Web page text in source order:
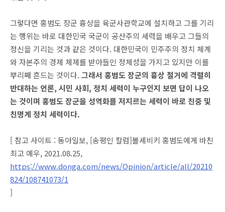
그렇다면 홍범도 장군 흉상을 육군사관학교에 설치하고 그를 기리
는 행위는 바로 대한민국 국군이 공산주의 세력을 배우고 그들의
정신을 기리는 것과 같은 것이다. 대한민국이 민주주의 정치 체계
와 자본주의 경제 체제를 받아들인 정체성을 가지고 있지만 이를
뿌리째 흔드는 것이다. 그래서 홍범도 장군의 흉상 철거에 격렬히
반대하는 언론, 시민 사회, 정치 세력이 누구인지 보면 답이 나오
는 것이며 홍범도 장군을 성역화를 저지르는 세력이 바로 친중 및
친명계 정치 세력이다.
[ 참고 사이트 : 동아일보, [송평인 칼럼]볼셰비키 홍범도에게 바친
최고 예우, 2021.08.25,
https://www.donga.com/news/Opinion/article/all/20210
824/108741073/1
]